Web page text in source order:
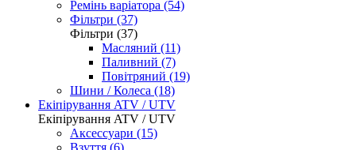
Ремінь варіатора (54)
Фільтри (37)
Фільтри (37)
Масляний (11)
Паливний (7)
Повітряний (19)
Шини / Колеса (18)
Екіпірування ATV / UTV
Екіпірування ATV / UTV
Аксессуари (15)
Взуття (6)